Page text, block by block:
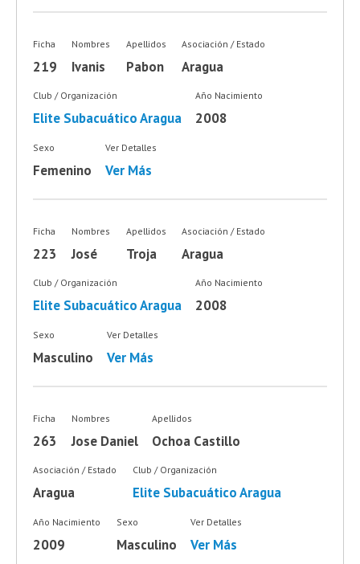
Ficha
219
Nombres
Ivanis
Apellidos
Pabon
Asociación / Estado
Aragua
Club / Organización
Elite Subacuático Aragua
Año Nacimiento
2008
Sexo
Femenino
Ver Detalles
Ver Más
Ficha
223
Nombres
José
Apellidos
Troja
Asociación / Estado
Aragua
Club / Organización
Elite Subacuático Aragua
Año Nacimiento
2008
Sexo
Masculino
Ver Detalles
Ver Más
Ficha
263
Nombres
Jose Daniel
Apellidos
Ochoa Castillo
Asociación / Estado
Aragua
Club / Organización
Elite Subacuático Aragua
Año Nacimiento
2009
Sexo
Masculino
Ver Detalles
Ver Más